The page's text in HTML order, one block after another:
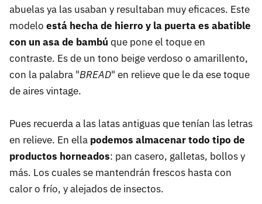
abuelas ya las usaban y resultaban muy eficaces. Este
modelo está hecha de hierro y la puerta es abatible
con un asa de bambú que pone el toque en
contraste. Es de un tono beige verdoso o amarillento,
con la palabra "BREAD" en relieve que le da ese toque
de aires vintage.
Pues recuerda a las latas antiguas que tenían las letras
en relieve. En ella podemos almacenar todo tipo de
productos horneados: pan casero, galletas, bollos y
más. Los cuales se mantendrán frescos hasta con
calor o frío, y alejados de insectos.